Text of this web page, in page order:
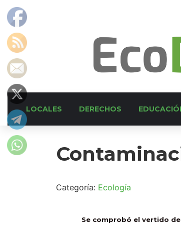
LOCALES DERECHOS
Categoría: Ecología
Se comprobó el vertido